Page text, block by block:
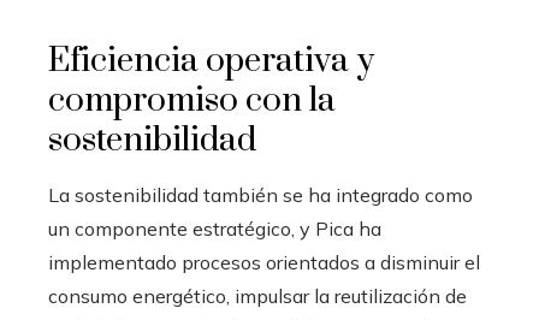
Eficiencia operativa y
compromiso con la
sostenibilidad
La sostenibilidad también se ha integrado como
un componente estratégico, y Pica ha
implementado procesos orientados a disminuir el
consumo energético, impulsar la reutilización de